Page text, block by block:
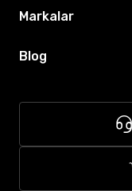
Markalar
Blog